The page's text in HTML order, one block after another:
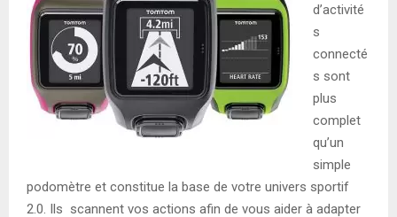
d’activité
s
connecté
s sont
plus
complet
qu’un
simple
podomètre et constitue la base de votre univers sportif
2.0. Ils scannent vos actions afin de vous aider à adapter